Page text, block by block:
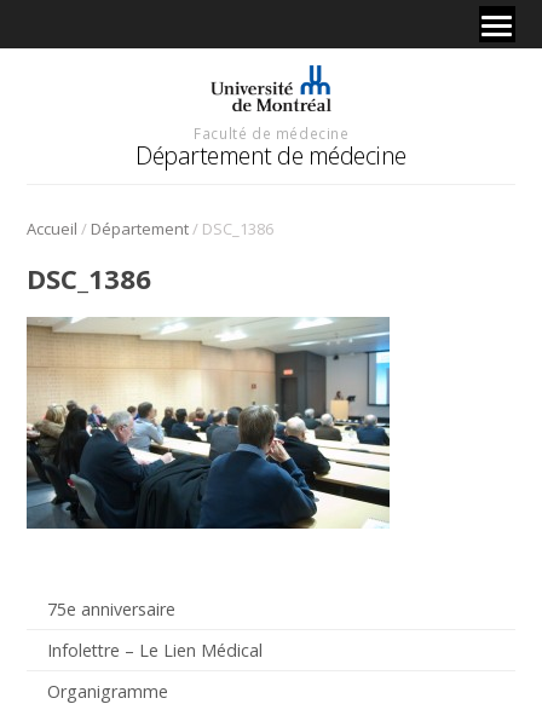
Faculté de médecine
Département de médecine
Accueil / Département/ DSC_1386
75e anniversaire
Infolettre – Le Lien Médical
Organigramme
DSC_1386